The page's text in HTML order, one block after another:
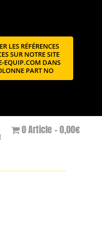
LES RÉFÉRENCES
SUR NOTRE SITE
EQUIP.COM DANS
PART NO
0 Article 0,00€